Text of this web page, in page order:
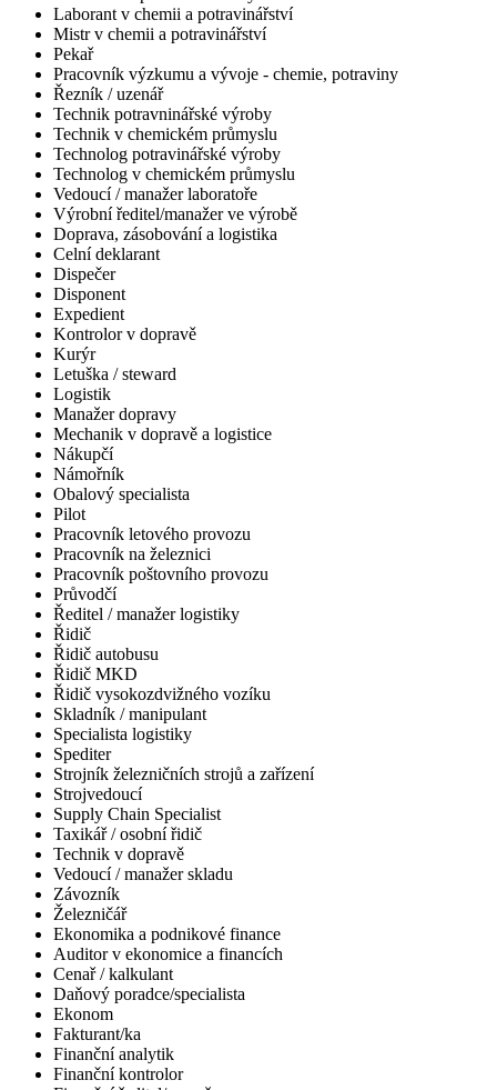
Laborant v chemii a potravinářství
Mistr v chemii a potravinářství
Pekař
Pracovník výzkumu a vývoje - chemie, potraviny
Řezník / uzenář
Technik potravninářské výroby
Technik v chemickém průmyslu
Technolog potravinářské výroby
Technolog v chemickém průmyslu
Vedoucí / manažer laboratoře
Výrobní ředitel/manažer ve výrobě
Doprava, zásobování a logistika
Celní deklarant
Dispečer
Disponent
Expedient
Kontrolor v dopravě
Kurýr
Letuška / steward
Logistik
Manažer dopravy
Mechanik v dopravě a logistice
Nákupčí
Námořník
Obalový specialista
Pilot
Pracovník letového provozu
Pracovník na železnici
Pracovník poštovního provozu
Průvodčí
Ředitel / manažer logistiky
Řidič
Řidič autobusu
Řidič MKD
Řidič vysokozdvižného vozíku
Skladník / manipulant
Specialista logistiky
Spediter
Strojník železničních strojů a zařízení
Strojvedoucí
Supply Chain Specialist
Taxikář / osobní řidič
Technik v dopravě
Vedoucí / manažer skladu
Závozník
Železničář
Ekonomika a podnikové finance
Auditor v ekonomice a financích
Cenař / kalkulant
Daňový poradce/specialista
Ekonom
Fakturant/ka
Finanční analytik
Finanční kontrolor